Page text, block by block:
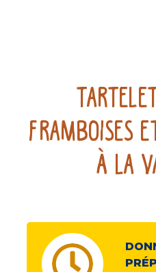
Framboises
À La